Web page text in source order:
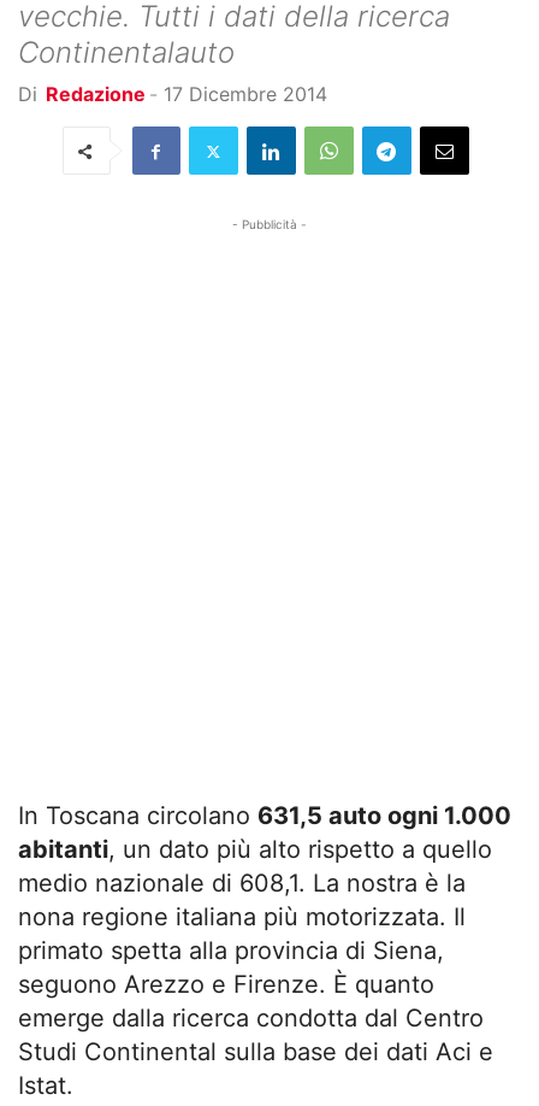
vecchie. Tutti i dati della ricerca
Continentalauto
Di Redazione - 17 Dicembre 2014
- Pubblicità -
In Toscana circolano 631,5 auto ogni 1.000
abitanti, un dato più alto rispetto a quello
medio nazionale di 608,1. La nostra è la
nona regione italiana più motorizzata. Il
primato spetta alla provincia di Siena,
seguono Arezzo e Firenze. È quanto
emerge dalla ricerca condotta dal Centro
Studi Continental sulla base dei dati Aci e
Istat.